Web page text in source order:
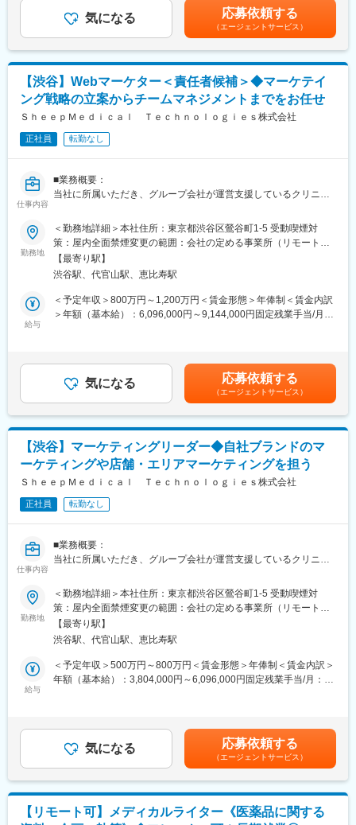
全国フルリモート制を導入しており、場所を縛られず拡大中の自
社サービスに携わりたい方にお勧めです。
四半期に一回程度の対面で会うキックオフの機会もご用意してお
ります。
変更の範囲：会社の定める業務
■業務内容詳細：
◇各WEB媒体の広告運用と関連業務全般
・Googleリスティング広告、SNS広告を中心に運用
・LPOの企画立案からLP制作のディレクション・広告バナー／動
画広告／記事LP／LP／HP／ステップメール etc. の企画・ライテ
ィング・制作ディレクション・制作物ディレクション業務に関わ
る社内、社外関係者との折衝
※スキル次第では、更に上流のペルソナ設計や適切な訴求プランの
構築などもお任せしたいと思っています。
■組織構成
意とする分野で活躍いただいております。
30代～40代のメンバーがほとんどで、若手にも活躍のチャンスが
あります。
遠方のメンバーもいるため、フルリモートが基本となります。そ
■業務の魅力
そのため、「来院率」や「契約率」、売上といった事業の根幹デ
ータまで把握したマーケティングが可能です。
そのデータを武器に、事業収益に直結する本質的な分析・施策を
立案し、自分の運用でクリニックのリードが増え、契約数が伸
び、売上が上がっていくという手触り感を感じられる業務です。
変更の範囲：会社の定める業務
あくまでも目安の金額であり、選考を通じて上下する可能性があ
ります。月給(月額)は固定手当を含めた表記です。
気になる 応募依頼する
（エージェントサービス）
【渋谷】Webマーケター＜責任者候補＞◆マーケテイ
ング戦略の立案からチームマネジメントまでをお任せ
ＳｈｅｅｐＭｅｄｉｃａｌ Ｔｅｃｈｎｏｌｏｇｉｅｓ株式会社
正社員 転勤なし
仕事内容
■業務概要：
当社に所属いただき、グループ会社が運営支援しているクリニッ
■業務内容詳細：
◇マーケティング戦略の立案
※分析した数値・市場のトレンドを元に、担当する事業の売上を最
大化するためのマーケティング戦略の立案・遂行
◇事業計画の立案から実行まで
※立案した戦略を軸に事業計画の立案から実行までをお任せしま
メントをお任せします。
矯正器具の製造・販売を行っています。
キレイライン矯正は、美容クリニックや大手脱毛クリニックの立
ち上げを行った医師でもある当社CEOと、業界で名前の知られる
マーケティング会社の代表がタッグを組み「矯正を通じて笑顔に
なる人を増やしたい」という志によって生まれたブランドです。
『高額でハードルが高い』という従来のイメージを変え、多くの
方の歯の悩みを解決したいとブランドを育ててきた結果、既に10
万人以上の患者様が笑顔になるお手伝いをしてきました。
2022年6月にマーケティングに特化した子会社である
SheepMedical Technologies株式会社を設立、また同年9月にはク
設立し、キレイライン矯正だけにとどまらず幅広い歯科の領域で
患者様を笑顔にするサービスを展開しております。
変更の範囲：会社の定める業務
勤務地
＜勤務地詳細＞本社住所：東京都渋谷区鶯谷町1-5 受動喫煙対
策：屋内全面禁煙変更の範囲：会社の定める事業所（リモートワ
ーク含む）
【最寄り駅】
渋谷駅、代官山駅、恵比寿駅
給与
＜予定年収＞800万円～1,200万円＜賃金形態＞年俸制＜賃金内訳
＞年額（基本給）：6,096,000円～9,144,000円固定残業手当/月：
金はあくまでも目安の金額であり、選考を通じて上下する可能性
があります。月給(月額)は固定手当を含めた表記です。
気になる 応募依頼する
（エージェントサービス）
【渋谷】マーケティングリーダー◆自社ブランドのマ
ーケティングや店舗・エリアマーケティングを担う
ＳｈｅｅｐＭｅｄｉｃａｌ Ｔｅｃｈｎｏｌｏｇｉｅｓ株式会社
正社員 転勤なし
仕事内容
■業務概要：
当社に所属いただき、グループ会社が運営支援しているクリニッ
■業務内容詳細：
◇2名～のチームマネジメント
◇予実管理
◇予算計画策定
◇マーケティング戦略・戦術立案／実行
◇プロジェクトマネジメント
グのご経験も積むことが可能です。
矯正器具の製造・販売を行っています。
キレイライン矯正は、美容クリニックや大手脱毛クリニックの立
勤務地
＜勤務地詳細＞本社住所：東京都渋谷区鶯谷町1-5 受動喫煙対
策：屋内全面禁煙変更の範囲：会社の定める事業所（リモートワ
ーク含む）
【最寄り駅】
渋谷駅、代官山駅、恵比寿駅
給与
＜予定年収＞500万円～800万円＜賃金形態＞年俸制＜賃金内訳＞
年額（基本給）：3,804,000円～6,096,000円固定残業手当/月：
金はあくまでも目安の金額であり、選考を通じて上下する可能性
があります。月給(月額)は固定手当を含めた表記です。
気になる 応募依頼する
（エージェントサービス）
【リモート可】メディカルライター《医薬品に関する